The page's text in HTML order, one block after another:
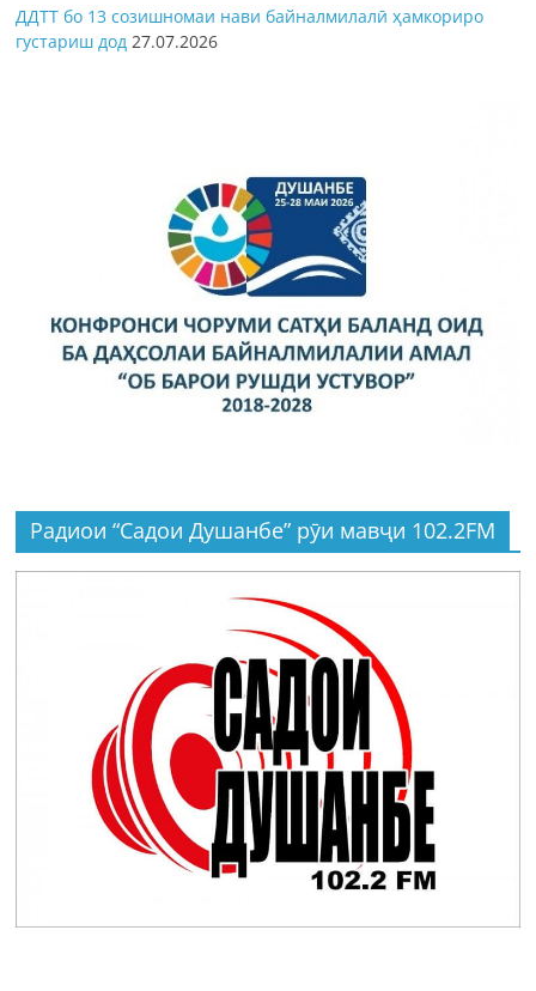
ДДТТ бо 13 созишномаи нави байналмилалӣ ҳамкориро
густариш дод 27.07.2026
Радиои “Садои Душанбе” рӯи мавҷи 102.2FM